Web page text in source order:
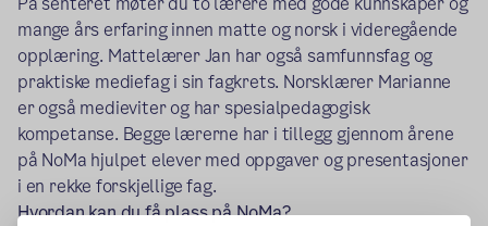
mange års erfaring innen matte og norsk i videregående
opplæring. Mattelærer Jan har også samfunnsfag og
praktiske mediefag i sin fagkrets. Norsklærer Marianne
er også medieviter og har spesialpedagogisk
kompetanse. Begge lærerne har i tillegg gjennom årene
på NoMa hjulpet elever med oppgaver og presentasjoner
i en rekke forskjellige fag.
Hvordan kan du få plass på NoMa?